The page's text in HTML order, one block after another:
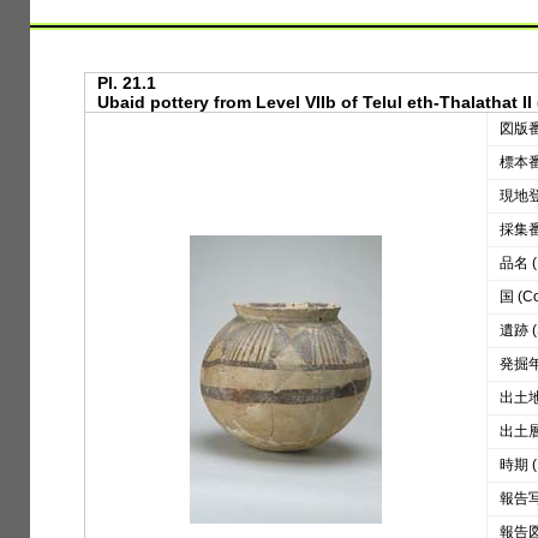
Pl. 21.1
Ubaid pottery from Level VIIb of Telul eth-Thalathat II
図版
標本
現地
採集
品名
国
遺跡
発掘
出土
出土
時期
報告
報告